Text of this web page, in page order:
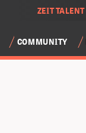
ZEIT TALENT
COMMUNITY